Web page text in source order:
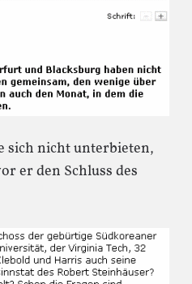
sich nicht unterbieten,
er den Schluss des